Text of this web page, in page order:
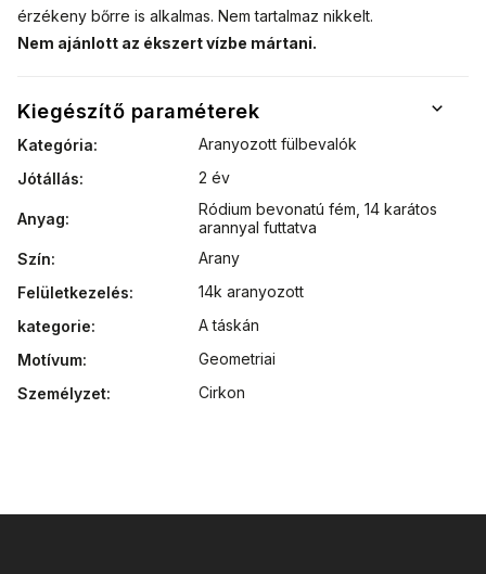
érzékeny bőrre is alkalmas. Nem tartalmaz nikkelt.
Nem ajánlott az ékszert vízbe mártani.
Kiegészítő paraméterek
Kategória:
Aranyozott fülbevalók
Jótállás: 2 év
Anyag:
Ródium bevonatú fém 14 karátos
arannyal futtatva
Szín:
Arany
Felületkezelés:
14k aranyozott
kategorie:
A táskán
Motívum:
Geometriai
Személyzet: Cirkon